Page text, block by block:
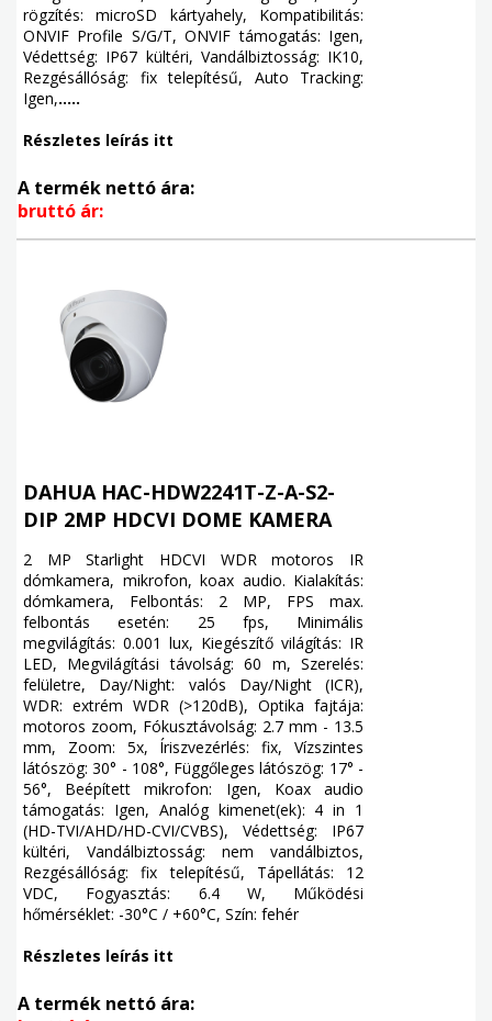
rögzítés: microSD kártyahely, Kompatibilitás:
ONVIF Profile S/G/T, ONVIF támogatás: Igen,
Védettség: IP67 kültéri, Vandálbiztosság: IK10,
Rezgésállóság: fix telepítésű, Auto Tracking:
Igen,.....
Részletes leírás itt
A termék nettó ára:
bruttó ár:
DAHUA HAC-HDW2241T-Z-A-S2-
DIP 2MP HDCVI DOME KAMERA
2 MP Starlight HDCVI WDR motoros IR
dómkamera, mikrofon, koax audio. Kialakítás:
dómkamera, Felbontás: 2 MP, FPS max.
felbontás esetén: 25 fps, Minimális
megvilágítás: 0.001 lux, Kiegészítő világítás: IR
LED, Megvilágítási távolság: 60 m, Szerelés:
felületre, Day/Night: valós Day/Night (ICR),
WDR: extrém WDR (>120dB), Optika fajtája:
motoros zoom, Fókusztávolság: 2.7 mm - 13.5
mm, Zoom: 5x, Íriszvezérlés: fix, Vízszintes
látószög: 30° - 108°, Függőleges látószög: 17° -
56°, Beépített mikrofon: Igen, Koax audio
támogatás: Igen, Analóg kimenet(ek): 4 in 1
(HD-TVI/AHD/HD-CVI/CVBS), Védettség: IP67
kültéri, Vandálbiztosság: nem vandálbiztos,
Rezgésállóság: fix telepítésű, Tápellátás: 12
VDC, Fogyasztás: 6.4 W, Működési
hőmérséklet: -30°C / +60°C, Szín: fehér
Részletes leírás itt
A termék nettó ára: